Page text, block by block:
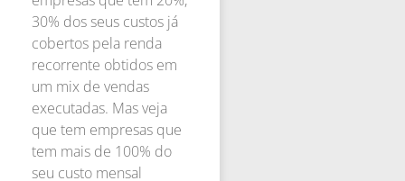
30% dos seus custos já
cobertos pela renda
recorrente obtidos em
um mix de vendas
executadas. Mas veja
que tem empresas que
tem mais de 100% do
seu custo mensal